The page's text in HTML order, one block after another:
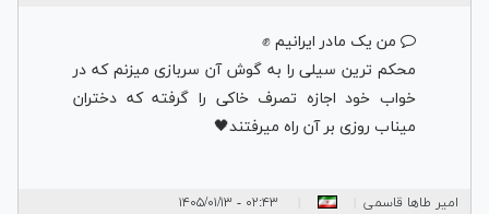
من یک مادر ایرانیم ✊️
محکم ترین سیلی را به گوش آن سربازی میزنم که در
خواب خود اجازه تصرف خاکی را گرفته که دختران
میناب روزی بر آن راه میرفتند🖤
امیر طاها قاسمی
۰۲:۴۳ - ۱۴۰۵/۰۱/۱۳